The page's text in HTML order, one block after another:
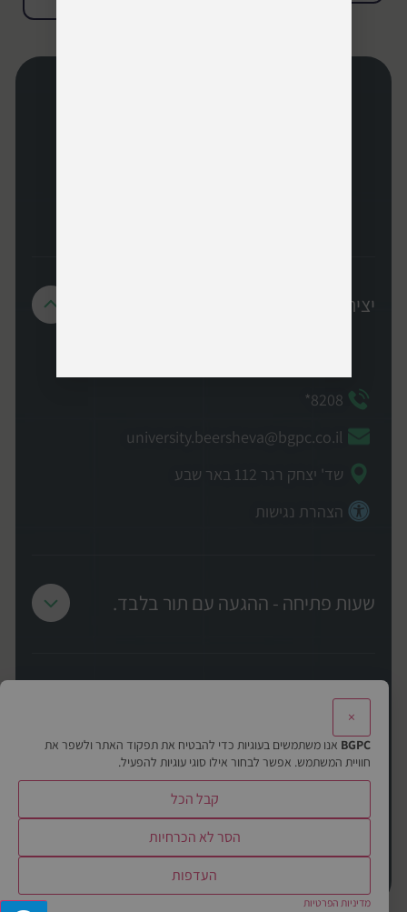
כלל הביקורות הינן מהדף העסקי שלנו בגוגל.
התמונות הינן של לקוחות בחנות והן
להמחשה, ולאו דווקא בהתאמה לכותב.ת
יצירת קשר
8208*
university.beersheva@bgpc.co.il
שד' יצחק רגר 112 באר שבע
הצהרת נגישות
שעות פתיחה - ההגעה עם תור בלבד.
בחר שירות
×
BGPC אנו משתמשים בעוגיות כדי להבטיח את תפקוד האתר ולשפר את
חוויית המשתמש. אפשר לבחור אילו סוגי עוגיות להפעיל.
קבל הכל
הסר לא הכרחיות
העדפות
מדיניות הפרטיות